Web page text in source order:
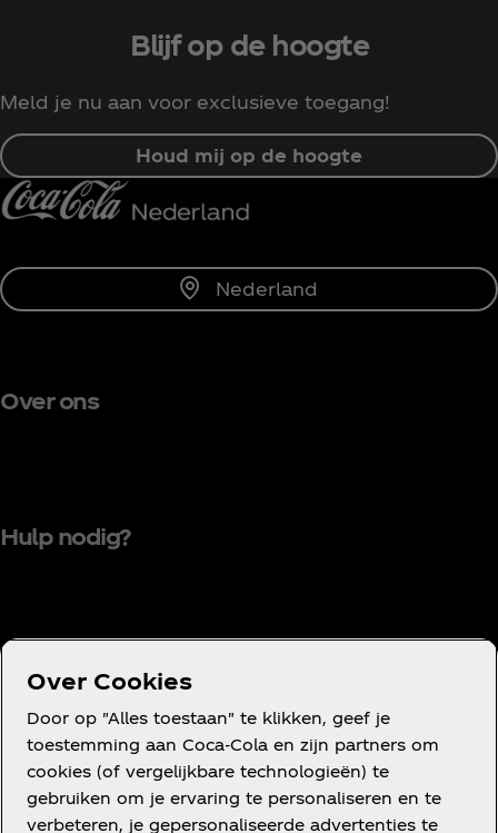
Blijf op de hoogte
Meld je nu aan voor exclusieve toegang!
Houd mij op de hoogte
Nederland
Over ons
Hulp nodig?
Voorwaarden
Cookieverklaring
Cookie-instellingen
Over Cookies
Door op "Alles toestaan" te klikken, geef je
toestemming aan Coca‑Cola en zijn partners om
cookies (of vergelijkbare technologieën) te
gebruiken om je ervaring te personaliseren en te
verbeteren, je gepersonaliseerde advertenties te